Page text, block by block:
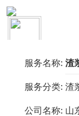
服务名称: 渣
服务分类: 渣
公司名称: 山